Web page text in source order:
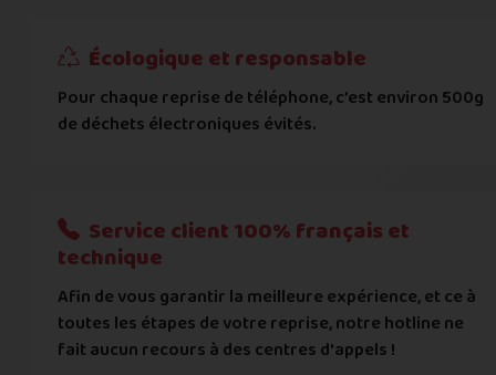
Je donnerai mes informations bancaires plus tard
Quelque chose à nous préciser ?
Commentaire
Écologique et responsable
Pour chaque reprise de téléphone, c’est environ 500g
de déchets électroniques évités.
Service client 100% français et
technique
Afin de vous garantir la meilleure expérience, et ce à
toutes les étapes de votre reprise, notre hotline ne
fait aucun recours à des centres d'appels !